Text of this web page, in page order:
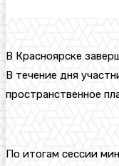
В Красноярске
В течение дня
пространственное
По итогам сессии